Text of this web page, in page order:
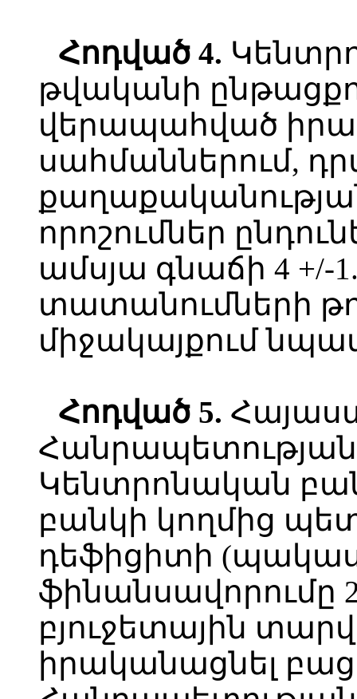
Հոդված 4.
թվականի
վերապահված
սահմաններում,
որոշումներ
ամսյա գնաճի 4 +/-
տատանումների
միջակայքում
Հոդված 5.
Կենտրոնական
բանկի կողմից
դեֆիցիտի
ֆինանսավորումը
բյուջետային
իրականացնել